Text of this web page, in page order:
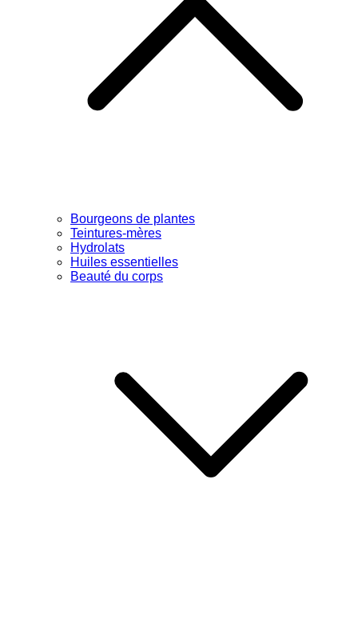
Bourgeons de plantes
Teintures-mères
Hydrolats
Huiles essentielles
Beauté du corps